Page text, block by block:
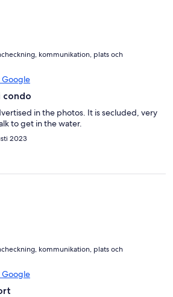
kommunikation, plats och
Google
condo
in the photos. It is secluded, very
to get in the water.
2023
kommunikation, plats och
Google